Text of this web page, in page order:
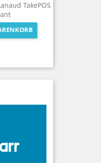
TakePOS